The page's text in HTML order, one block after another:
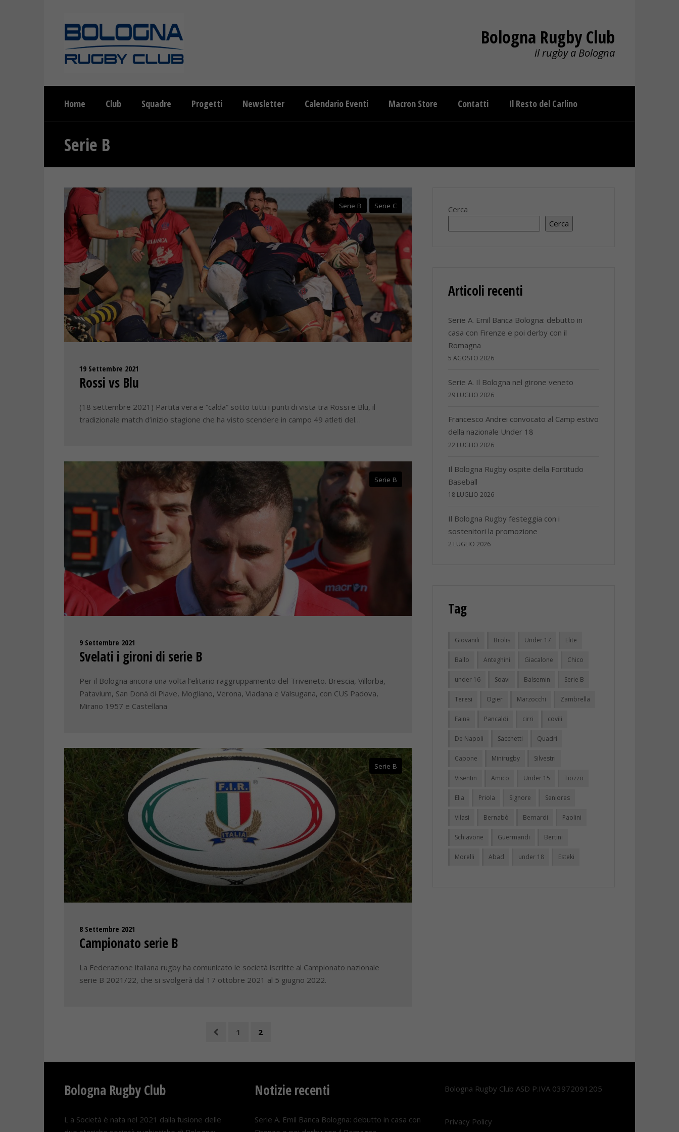
Bologna Rugby Club
il rugby a Bologna
Home Club Squadre Progetti Newsletter Calendario Eventi Macron Store Contatti Il Resto del Carlino
Serie B
Serie B Serie C
19 Settembre 2021
Rossi vs Blu
(18 settembre 2021) Partita vera e “calda” sotto tutti i punti di vista tra Rossi e Blu, il
tradizionale match d’inizio stagione che ha visto scendere in campo 49 atleti del…
Serie B
9 Settembre 2021
Svelati i gironi di serie B
Per il Bologna ancora una volta l’elitario raggruppamento del Triveneto. Brescia, Villorba,
Patavium, San Donà di Piave, Mogliano, Verona, Viadana e Valsugana, con CUS Padova,
Mirano 1957 e Castellana
Serie B
8 Settembre 2021
Campionato serie B
La Federazione italiana rugby ha comunicato le società iscritte al Campionato nazionale
serie B 2021/22, che si svolgerà dal 17 ottobre 2021 al 5 giugno 2022.
1 2
Cerca
Cerca
Articoli recenti
Serie A. Emil Banca Bologna: debutto in
casa con Firenze e poi derby con il
Romagna
5 AGOSTO 2026
Serie A. Il Bologna nel girone veneto
29 LUGLIO 2026
Francesco Andrei convocato al Camp estivo
della nazionale Under 18
22 LUGLIO 2026
Il Bologna Rugby ospite della Fortitudo
Baseball
18 LUGLIO 2026
Il Bologna Rugby festeggia con i
sostenitori la promozione
2 LUGLIO 2026
Tag
Giovanili Brolis Under 17 Elite
Ballo Anteghini Giacalone Chico
under 16 Soavi Balsemin Serie B
Teresi Ogier Marzocchi Zambrella
Faina Pancaldi cirri covili
De Napoli Sacchetti Quadri
Capone Minirugby Silvestri
Visentin Amico Under 15 Tiozzo
Elia Priola Signore Seniores
Vilasi Bernabò Bernardi Paolini
Schiavone Guermandi Bertini
Morelli Abad under 18 Esteki
Bologna Rugby Club
L a Società è nata nel 2021 dalla fusione delle
Notizie recenti
Serie A. Emil Banca Bologna: debutto in casa con
Bologna Rugby Club ASD P.IVA 03972091205
Privacy Policy